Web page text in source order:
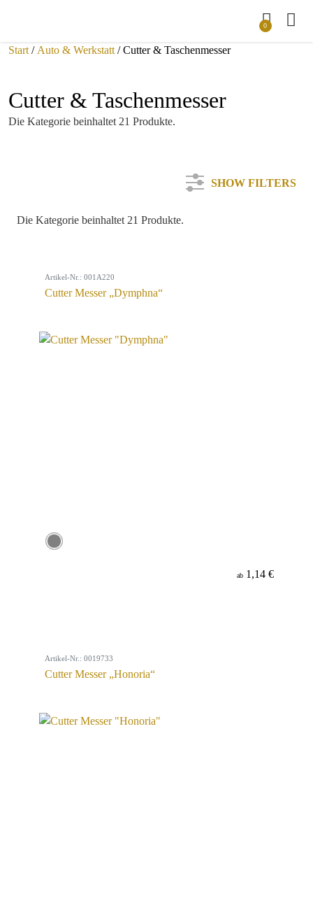
0
Start / Auto & Werkstatt / Cutter & Taschenmesser
Cutter & Taschenmesser
Die Kategorie beinhaltet 21 Produkte.
SHOW FILTERS
Farbe
Die Kategorie beinhaltet 21 Produkte.
Artikel-Nr.: 001A220
Cutter Messer „Dymphna“
ab 1,14 €
Artikel-Nr.: 0019733
Cutter Messer „Honoria“